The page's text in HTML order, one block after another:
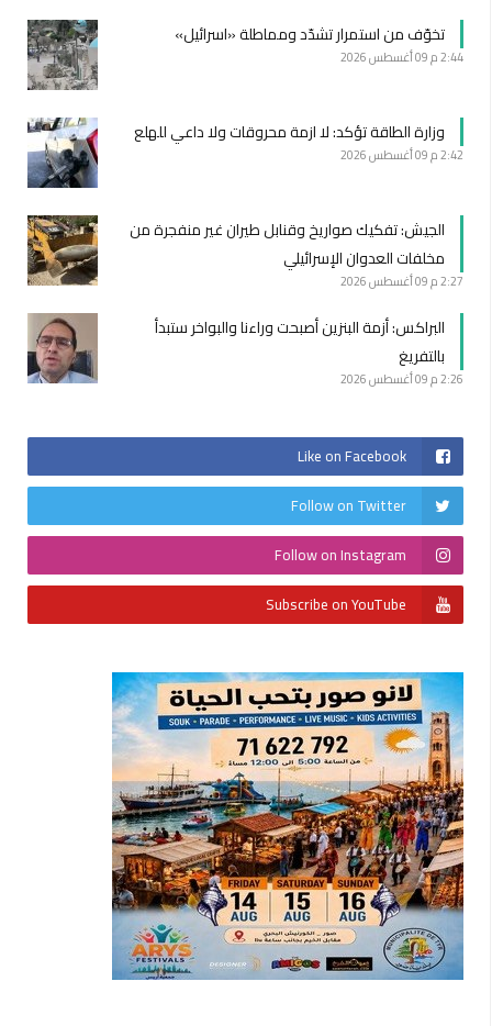
تخوّف من استمرار تشدّد ومماطلة «اسرائيل»
2:44 م 09 أغسطس 2026
وزارة الطاقة تؤكد: لا ازمة محروقات ولا داعي للهلع
2:42 م 09 أغسطس 2026
الجيش: تفكيك صواريخ وقنابل طيران غير منفجرة من
مخلفات العدوان الإسرائيلي
2:27 م 09 أغسطس 2026
البراكس: أزمة البنزين أصبحت وراءنا والبواخر ستبدأ
بالتفريغ
2:26 م 09 أغسطس 2026
Like on Facebook
Follow on Twitter
Follow on Instagram
Subscribe on YouTube